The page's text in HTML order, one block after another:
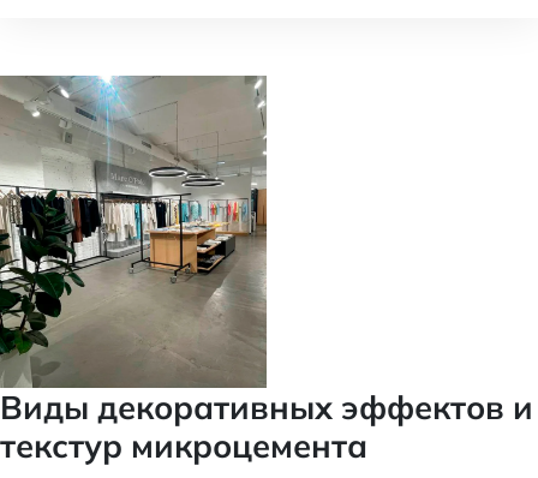
Виды декоративных эффектов и
текстур микроцемента